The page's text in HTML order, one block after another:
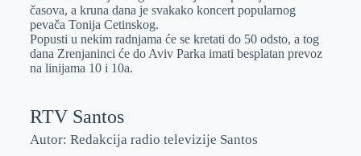
časova, a kruna dana je svakako koncert popularnog
pevača Tonija Cetinskog.
Popusti u nekim radnjama će se kretati do 50 odsto, a tog
dana Zrenjaninci će do Aviv Parka imati besplatan prevoz
na linijama 10 i 10a.
RTV Santos
Autor: Redakcija radio televizije Santos